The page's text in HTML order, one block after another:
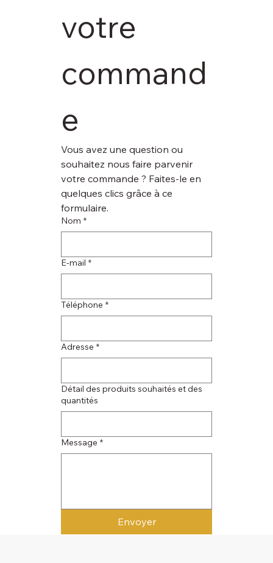
votre
command
e
Vous avez une question ou
souhaitez nous faire parvenir
votre commande ? Faites-le en
quelques clics grâce à ce
formulaire.
Nom *
E‑mail *
Téléphone *
Adresse *
Détail des produits souhaités et des
quantités
Message *
Envoyer